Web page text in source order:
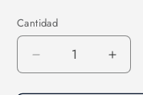
Cantidad
Cantidad
Reducir
cantidad